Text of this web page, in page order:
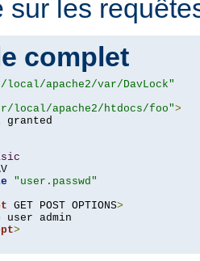
sur les
complet
apache2/var/DavLock"
local/apache2/htdocs/foo">
"user.passwd"
GET POST OPTIONS>
user admin
>